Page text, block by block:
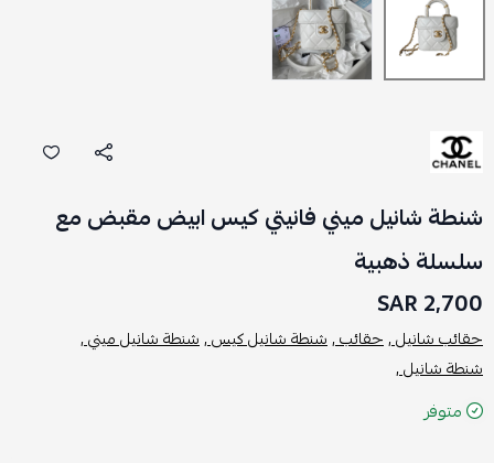
شنطة شانيل ميني فانيتي كيس ابيض مقبض مع
سلسلة ذهبية
2,700 SAR
حقائب شانيل ,حقائب ,شنطة شانيل كيس ,شنطة شانيل ميني ,
شنطة شانيل ,
متوفر